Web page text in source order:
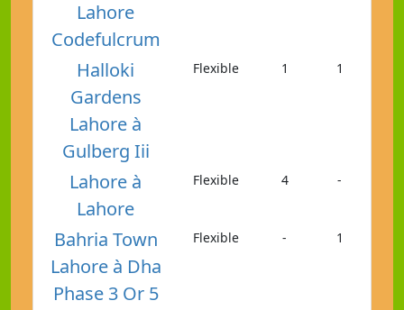
Lahore
Codefulcrum
Halloki
Gardens
Lahore à
Gulberg Iii
Flexible 1 1
Lahore à
Lahore
Flexible 4 -
Bahria Town
Lahore à Dha
Phase 3 Or 5
Flexible - 1